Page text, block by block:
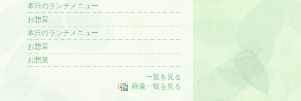
本日のランチメニュー
お惣菜
本日のランチメニュー
お惣菜
お惣菜
一覧を見る
画像一覧を見る